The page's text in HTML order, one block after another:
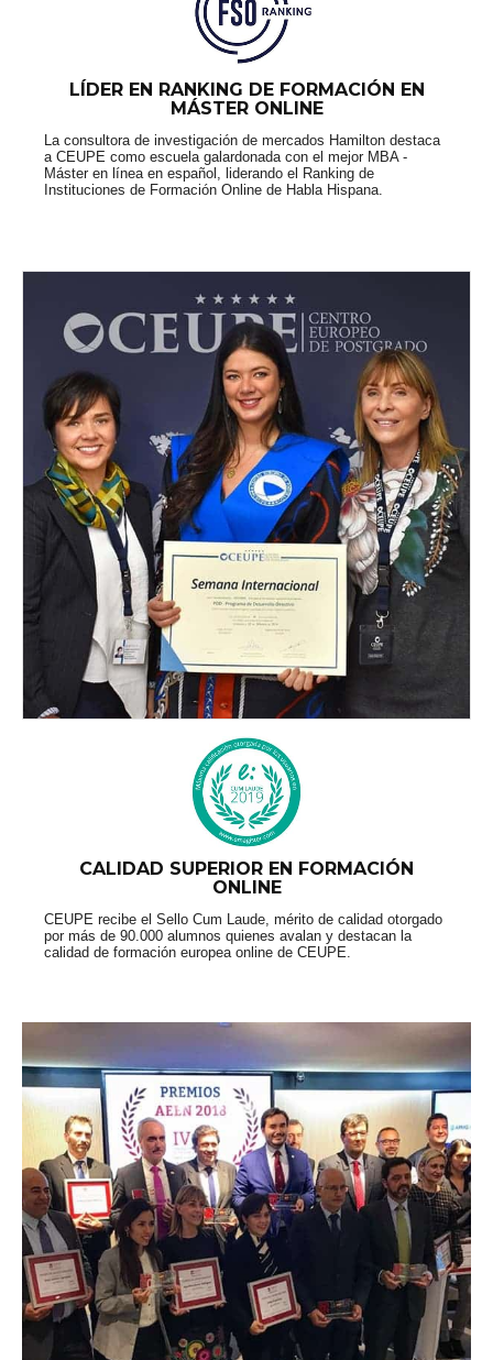
LÍDER EN RANKING DE FORMACIÓN EN
MÁSTER ONLINE
La consultora de investigación de mercados Hamilton destaca
a CEUPE como escuela galardonada con el mejor MBA -
Máster en línea en español, liderando el Ranking de
Instituciones de Formación Online de Habla Hispana.
CALIDAD SUPERIOR EN FORMACIÓN
ONLINE
CEUPE recibe el Sello Cum Laude, mérito de calidad otorgado
por más de 90.000 alumnos quienes avalan y destacan la
calidad de formación europea online de CEUPE.